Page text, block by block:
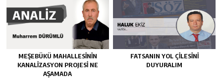
MEŞEBÜKÜ MAHALLESİNİN
KANALİZASYON PROJESİ NE
AŞAMADA
FATSANIN YOL ÇİLESİNİ
DUYURALIM